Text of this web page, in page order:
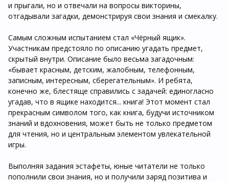
и прыгали, но и отвечали на вопросы викторины,
отгадывали загадки, демонстрируя свои знания и смекалку.
Самым сложным испытанием стал «Чёрный ящик».
Участникам предстояло по описанию угадать предмет,
скрытый внутри. Описание было весьма загадочным:
«бывает красным, детским, жалобным, телефонным,
записным, интересным, сберегательным». И ребята,
конечно же, блестяще справились с задачей: единогласно
угадав, что в ящике находится... книга! Этот момент стал
прекрасным символом того, как книга, будучи источником
знаний и вдохновения, может быть не только предметом
для чтения, но и центральным элементом увлекательной
игры.
Выполняя задания эстафеты, юные читатели не только
пополнили свои знания, но и получили заряд позитива и